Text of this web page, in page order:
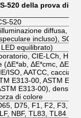
520 della prova di
520
diffusa, 8°)
incluso), SCE
equilibrato)
CIE-LCh,
(ΔE*ab, ΔE*cmc,
ISO, AATCC,
E313-00, ASTM
E313-00), densità
di colore
D75, F1, F2, F3,
NBF, TL83, TL84